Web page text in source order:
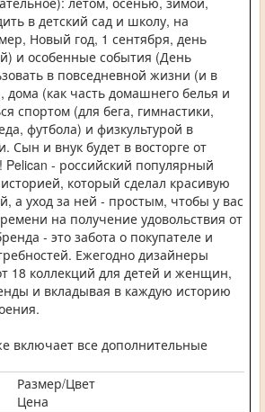
в детский сад и школу, на
Новый год, 1 сентября, день
и особенные события (День
в повседневной жизни (и в
дома (как часть домашнего белья и
спортом (для бега, гимнастики,
футбола) и физкультурой в
Сын и внук будет в восторге от
- российский популярный
который сделал красивую
а уход за ней - простым, чтобы у вас
на получение удовольствия от
- это забота о покупателе и
Ежегодно дизайнеры
18 коллекций для детей и женщин,
и вкладывая в каждую историю
включает все дополнительные
Размер/Цвет
Цена